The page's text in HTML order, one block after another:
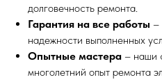
долговечность ремонта.
Гарантия на все работы –
надежности выполненных
Опытные мастера – наши
многолетний опыт ремонта